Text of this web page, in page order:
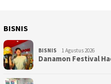
BISNIS
BISNIS 1 Agustus 2026
Danamon Festival